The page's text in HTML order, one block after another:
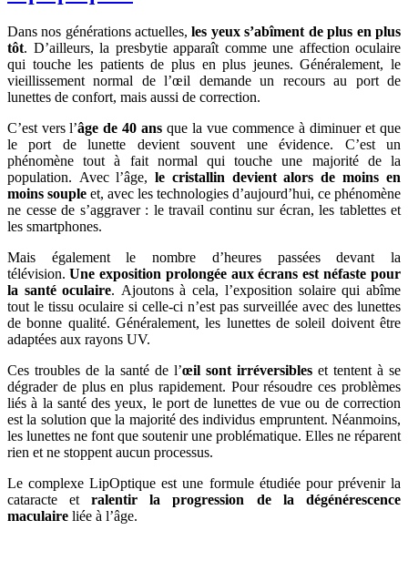
Dans nos générations actuelles, les yeux s’abîment de plus en plus
tôt. D’ailleurs, la presbytie apparaît comme une affection oculaire
qui touche les patients de plus en plus jeunes. Généralement, le
vieillissement normal de l’œil demande un recours au port de
lunettes de confort, mais aussi de correction.
C’est vers l’âge de 40 ans que la vue commence à diminuer et que
le port de lunette devient souvent une évidence. C’est un
phénomène tout à fait normal qui touche une majorité de la
population. Avec l’âge, le cristallin devient alors de moins en
moins souple et, avec les technologies d’aujourd’hui, ce phénomène
ne cesse de s’aggraver : le travail continu sur écran, les tablettes et
les smartphones.
Mais également le nombre d’heures passées devant la
télévision. Une exposition prolongée aux écrans est néfaste pour
la santé oculaire. Ajoutons à cela, l’exposition solaire qui abîme
tout le tissu oculaire si celle-ci n’est pas surveillée avec des lunettes
de bonne qualité. Généralement, les lunettes de soleil doivent être
adaptées aux rayons UV.
Ces troubles de la santé de l’œil sont irréversibles et tentent à se
dégrader de plus en plus rapidement. Pour résoudre ces problèmes
liés à la santé des yeux, le port de lunettes de vue ou de correction
est la solution que la majorité des individus empruntent. Néanmoins,
les lunettes ne font que soutenir une problématique. Elles ne réparent
rien et ne stoppent aucun processus.
Le complexe LipOptique est une formule étudiée pour prévenir la
cataracte et ralentir la progression de la dégénérescence
maculaire liée à l’âge.